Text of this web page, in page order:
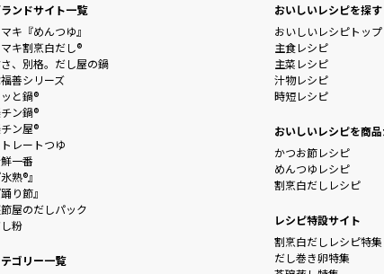
ンドサイト一覧
キ『めんつゆ』
キ割烹白だし®
さ、別格。だし屋の鍋
善シリーズ
と鍋®
ン鍋®
ン屋®
レートつゆ
一番
氷熟®』
踊り節』
屋のだしパック
粉
ゴリー一覧
おいしいレシピを探す
おいしいレシピトップ
主食レシピ
主菜レシピ
汁物レシピ
時短レシピ
おいしいレシピを商
かつお節レシピ
めんつゆレシピ
割烹白だしレシピ
レシピ特設サイト
割烹白だしレシピ特集
だし巻き卵特集